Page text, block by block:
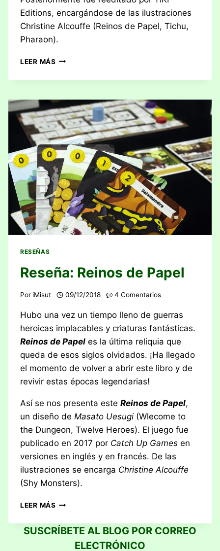
Editions, encargándose de las ilustraciones
Christine Alcouffe (Reinos de Papel, Tichu,
Pharaon).
LEER MÁS RESEÑA:
NUMBERS
RESEÑAS
Reseña: Reinos de Papel
Por iMisut 09/12/2018 4 Comentarios
Hubo una vez un tiempo lleno de guerras
heroicas implacables y criaturas fantásticas.
Reinos de Papel es la última reliquia que
queda de esos siglos olvidados. ¡Ha llegado
el momento de volver a abrir este libro y de
revivir estas épocas legendarias!
Así se nos presenta esteReinos de Papel,
un diseño de Masato Uesugi(Wlecome to
the Dungeon, Twelve Heroes). El juego fue
publicado en 2017 por Catch Up Games en
versiones en inglés y en francés. De las
ilustraciones se encarga Christine Alcouffe
(Shy Monsters).
LEER MÁS RESEÑA:
DE
PAPEL
SUSCRÍBETE AL BLOG POR CORREO
ELECTRÓNICO